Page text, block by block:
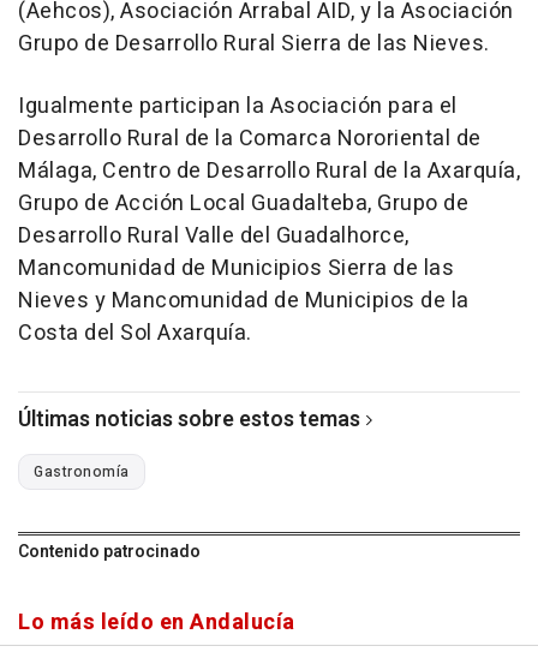
(Aehcos), Asociación Arrabal AID, y la Asociación
Grupo de Desarrollo Rural Sierra de las Nieves.
Igualmente participan la Asociación para el
Desarrollo Rural de la Comarca Nororiental de
Málaga, Centro de Desarrollo Rural de la Axarquía,
Grupo de Acción Local Guadalteba, Grupo de
Desarrollo Rural Valle del Guadalhorce,
Mancomunidad de Municipios Sierra de las
Nieves y Mancomunidad de Municipios de la
Costa del Sol Axarquía.
Últimas noticias sobre estos temas
Gastronomía
Contenido patrocinado
Lo más leído en Andalucía